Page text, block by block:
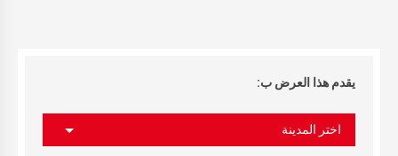
يقدم هذا العرض ب:
اختر المدينة